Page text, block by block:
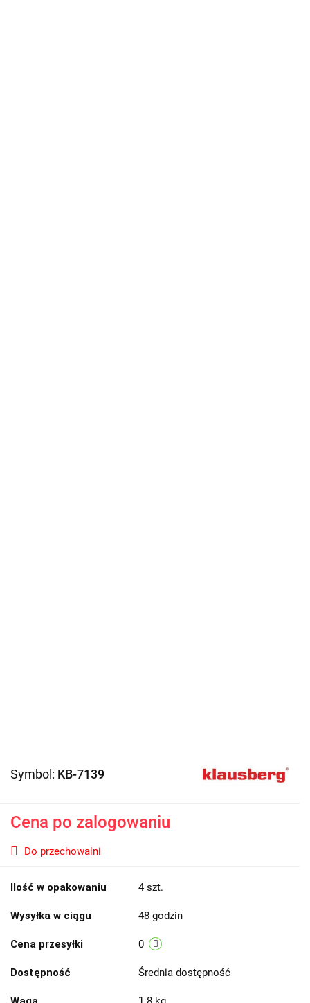
Symbol: KB-7139
Cena po zalogowaniu
Do przechowalni
Ilość w opakowaniu 4 szt.
Wysyłka w ciągu 48 godzin
Cena przesyłki 0
Dostępność Średnia dostępność